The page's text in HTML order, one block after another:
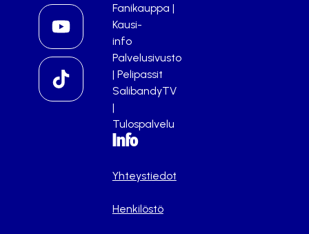
Fanikauppa |
Kausi-
info
Palvelusivusto
| Pelipassit
SalibandyTV
|
Tulospalvelu
Info
Yhteystiedot
Henkilöstö